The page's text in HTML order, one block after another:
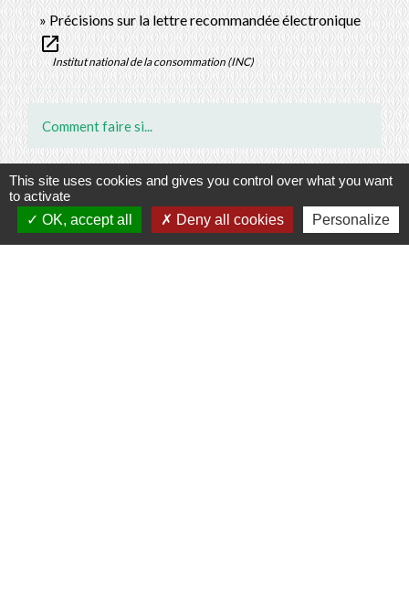
Précisions sur la lettre recommandée électronique
open_in_new
Institut national de la consommation (INC)
Comment faire si...
J'achète un logement
Signaler une erreur sur cette page
This site uses cookies and gives you control over what you want
to activate
OK, accept all
Deny all cookies Personalize